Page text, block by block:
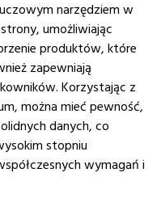
narzędziem w
umożliwiając
produktów, które
zapewniają
Korzystając z
można mieć pewność,
danych, co
stopniu
wymagań i